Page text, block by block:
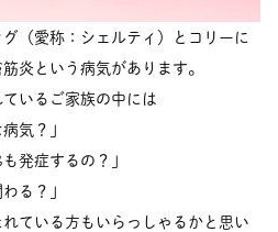
（愛称：シェルティ）とコリーに
炎という病気があります。
いるご家族の中には
気？」
発症するの？」
る？」
ている方もいらっしゃるかと思い